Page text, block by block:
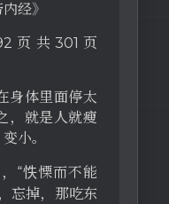
经》
页 共 301 页
身体里面停太
，就是人就瘦
小。
“怢慄而不能
忘掉，那吃东